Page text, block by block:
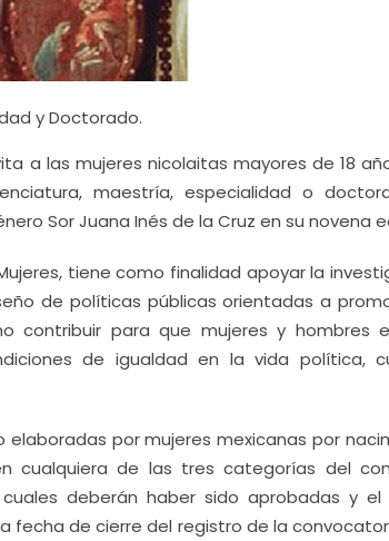
y Doctorado.
a las mujeres nicolaitas mayores de 18
maestría, especialidad o
Sor Juana Inés de la Cruz en su novena
tiene como finalidad apoyar la
de políticas públicas orientadas a
contribuir para que mujeres y hombres
de igualdad en la vida política,
por mujeres mexicanas por
cualquiera de las tres categorías del
deberán haber sido aprobadas y el
fecha de cierre del registro de la